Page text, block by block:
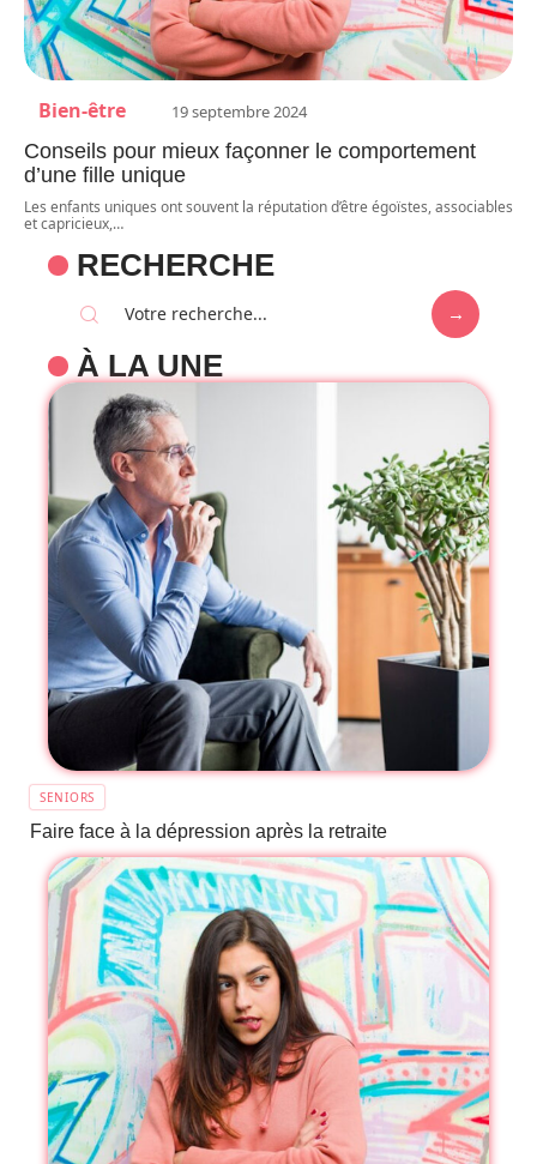
Bien-être 19 septembre 2024
Conseils pour mieux façonner le comportement
d’une fille unique
Les enfants uniques ont souvent la réputation d’être égoïstes, associables
et capricieux,…
RECHERCHE
À LA UNE
SENIORS
Faire face à la dépression après la retraite